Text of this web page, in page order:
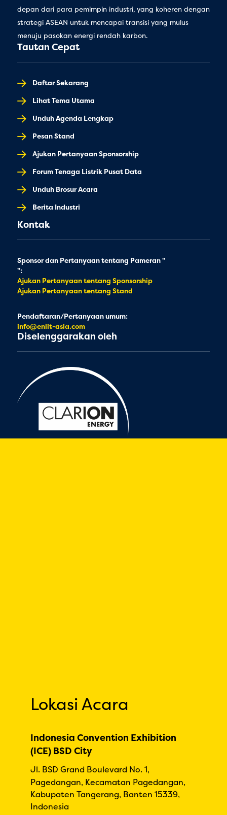
depan dari para pemimpin industri, yang koheren dengan
strategi ASEAN untuk mencapai transisi yang mulus
menuju pasokan energi rendah karbon.
Tautan Cepat
Daftar Sekarang
Lihat Tema Utama
Unduh Agenda Lengkap
Pesan Stand
Ajukan Pertanyaan Sponsorship
Forum Tenaga Listrik Pusat Data
Unduh Brosur Acara
Berita Industri
Kontak
Sponsor dan Pertanyaan tentang Pameran "
":
Ajukan Pertanyaan tentang Sponsorship
Ajukan Pertanyaan tentang Stand
Pendaftaran/Pertanyaan umum:
info@enlit-asia.com
Diselenggarakan oleh
Lokasi Acara
Indonesia Convention Exhibition
(ICE) BSD City
Jl. BSD Grand Boulevard No. 1,
Pagedangan, Kecamatan Pagedangan,
Kabupaten Tangerang, Banten 15339,
Indonesia